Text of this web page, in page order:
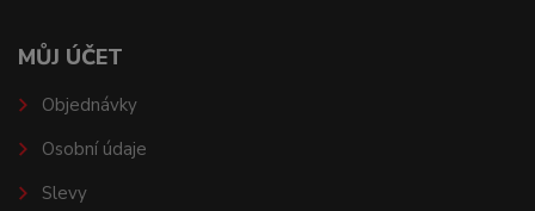
MŮJ ÚČET
Objednávky
Osobní údaje
Slevy